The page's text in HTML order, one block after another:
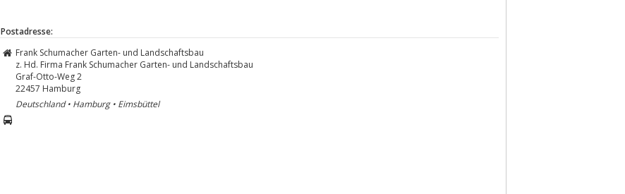
Postadresse:
Frank Schumacher Garten- und Landschaftsbau
z. Hd. Firma Frank Schumacher Garten- und Landschaftsbau
Graf-Otto-Weg 2
22457 Hamburg
Deutschland • Hamburg • Eimsbüttel